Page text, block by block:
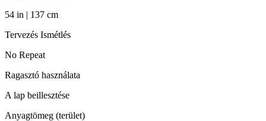
54 in | 137 cm
Tervezés Ismétlés
No Repeat
Ragasztó használata
A lap beillesztése
Anyagtömeg (terület)